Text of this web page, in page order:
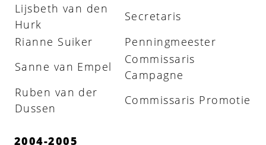
Lijsbeth van den
Hurk
Secretaris
Rianne Suiker
Penningmeester
Sanne van Empel
Commissaris
Campagne
Ruben van der
Dussen
Commissaris Promotie
2004-2005